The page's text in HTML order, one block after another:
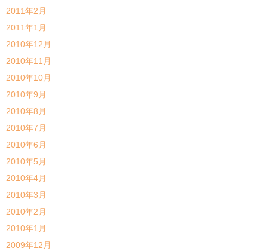
2011年2月
2011年1月
2010年12月
2010年11月
2010年10月
2010年9月
2010年8月
2010年7月
2010年6月
2010年5月
2010年4月
2010年3月
2010年2月
2010年1月
2009年12月